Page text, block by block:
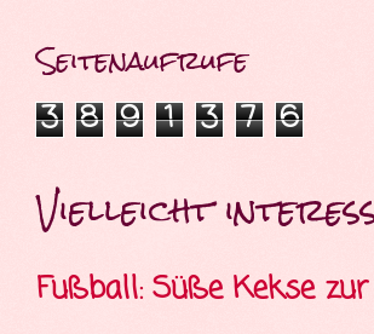
Seitenaufrufe
3 8 9 1 3 7 6
Vielleicht
Fußball: Süße Kekse